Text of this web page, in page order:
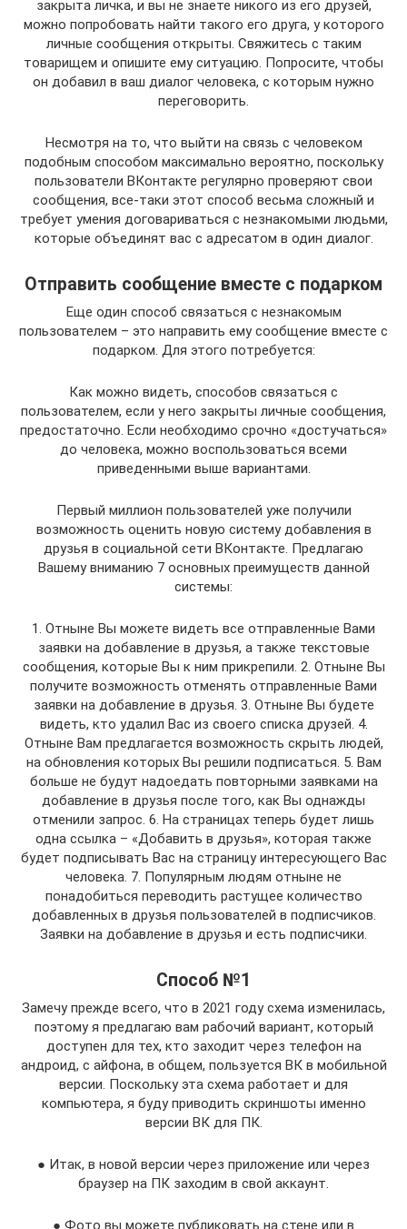
закрыта личка, и вы не знаете никого из его друзей,
можно попробовать найти такого его друга, у которого
личные сообщения открыты. Свяжитесь с таким
товарищем и опишите ему ситуацию. Попросите, чтобы
он добавил в ваш диалог человека, с которым нужно
переговорить.
Несмотря на то, что выйти на связь с человеком
подобным способом максимально вероятно, поскольку
пользователи ВКонтакте регулярно проверяют свои
сообщения, все-таки этот способ весьма сложный и
требует умения договариваться с незнакомыми людьми,
которые объединят вас с адресатом в один диалог.
Отправить сообщение вместе с подарком
Еще один способ связаться с незнакомым
пользователем – это направить ему сообщение вместе с
подарком. Для этого потребуется:
Как можно видеть, способов связаться с
пользователем, если у него закрыты личные сообщения,
предостаточно. Если необходимо срочно «достучаться»
до человека, можно воспользоваться всеми
приведенными выше вариантами.
Первый миллион пользователей уже получили
возможность оценить новую систему добавления в
друзья в социальной сети ВКонтакте. Предлагаю
Вашему вниманию 7 основных преимуществ данной
системы:
1. Отныне Вы можете видеть все отправленные Вами
заявки на добавление в друзья, а также текстовые
сообщения, которые Вы к ним прикрепили. 2. Отныне Вы
получите возможность отменять отправленные Вами
заявки на добавление в друзья. 3. Отныне Вы будете
видеть, кто удалил Вас из своего списка друзей. 4.
Отныне Вам предлагается возможность скрыть людей,
на обновления которых Вы решили подписаться. 5. Вам
больше не будут надоедать повторными заявками на
добавление в друзья после того, как Вы однажды
отменили запрос. 6. На страницах теперь будет лишь
одна ссылка – «Добавить в друзья», которая также
будет подписывать Вас на страницу интересующего Вас
человека. 7. Популярным людям отныне не
понадобиться переводить растущее количество
добавленных в друзья пользователей в подписчиков.
Заявки на добавление в друзья и есть подписчики.
Способ №1
Замечу прежде всего, что в 2021 году схема изменилась,
поэтому я предлагаю вам рабочий вариант, который
доступен для тех, кто заходит через телефон на
андроид, с айфона, в общем, пользуется ВК в мобильной
версии. Поскольку эта схема работает и для
компьютера, я буду приводить скриншоты именно
версии ВК для ПК.
● Итак, в новой версии через приложение или через
браузер на ПК заходим в свой аккаунт.
● Фото вы можете публиковать на стене или в